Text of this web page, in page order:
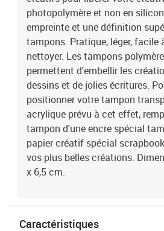
photopolymère et non en
empreinte et une définition
tampons. Pratique, léger, facile
nettoyer. Les tampons
permettent d'embellir les
dessins et de jolies écritures.
positionner votre tampon
acrylique prévu à cet effet,
tampon d'une encre spécial
papier créatif spécial
vos plus belles créations.
x 6,5 cm.
Caractéristiques